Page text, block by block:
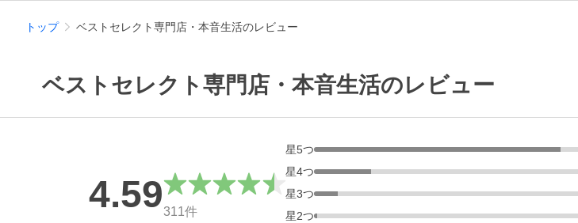
トップ ベストセレクト専門店・本音生活のレビュー
ベストセレクト専門店・本音生活のレビュー
総合評価
4.59311件
星5つ
星4つ
星3つ
星2つ